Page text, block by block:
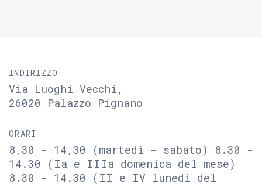
INDIRIZZO
Via Luoghi Vecchi,
26020 Palazzo Pignano
ORARI
8,30 - 14,30 (martedì - sabato) 8.30 -
14.30 (Ia e IIIa domenica del mese)
8.30 - 14.30 (II e IV lunedì del